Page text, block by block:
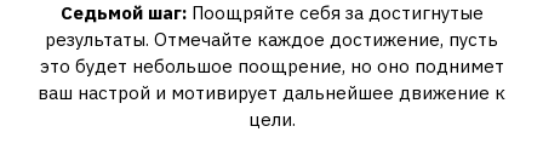
Седьмой шаг:Поощряйте себя за достигнутые
результаты. Отмечайте каждое достижение, пусть
это будет небольшое поощрение, но оно поднимет
ваш настрой и мотивирует дальнейшее движение к
цели.